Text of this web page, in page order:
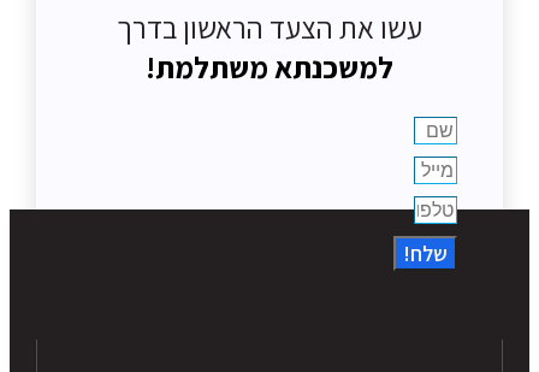
עשו את הצעד הראשון בדרך
למשכנתא משתלמת!
שלח!